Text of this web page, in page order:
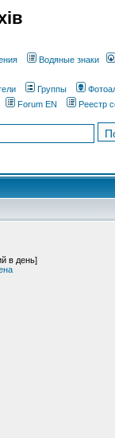
Водяные знаки
Группы
Forum EN Реестр
в день]